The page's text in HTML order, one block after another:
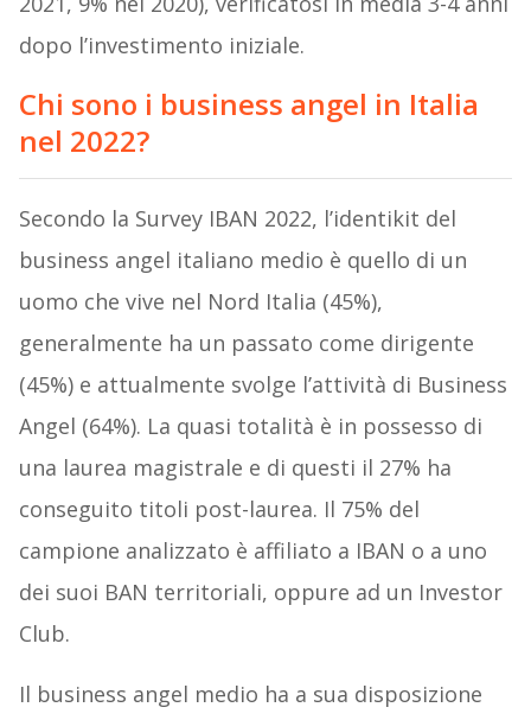
dopo l’investimento iniziale.
Chi sono i business angel in Italia
nel 2022?
Secondo la Survey IBAN 2022, l’identikit del
business angel italiano medio è quello di un
uomo che vive nel Nord Italia (45%),
generalmente ha un passato come dirigente
(45%) e attualmente svolge l’attività di Business
Angel (64%). La quasi totalità è in possesso di
una laurea magistrale e di questi il 27% ha
conseguito titoli post-laurea. Il 75% del
campione analizzato è affiliato a IBAN o a uno
dei suoi BAN territoriali, oppure ad un Investor
Club.
Il business angel medio ha a sua disposizione